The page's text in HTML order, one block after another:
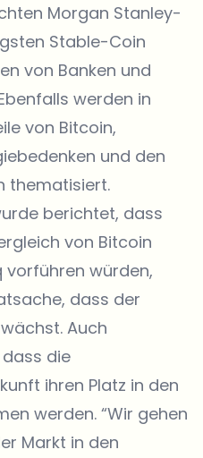
Morgan Stanley-
Stable-Coin
von Banken und
werden in
von Bitcoin,
und den
thematisiert.
berichtet, dass
von Bitcoin
würden,
dass der
Auch
die
ihren Platz in den
werden. “Wir gehen
Markt in den